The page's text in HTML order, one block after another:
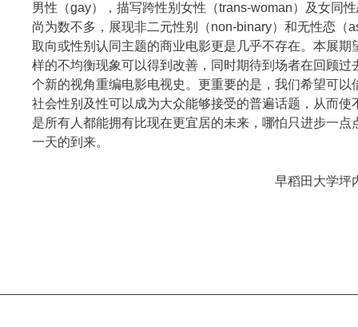
男性（gay），描写跨性别女性（trans-woman）及女同
尚为数不多，展现非二元性别（non-binary）和无性恋（
取向或性别认同主题的商业电影更是几乎不存在。本展期
样的不均衡现象可以得到改善，同时期待到场者在回顾过
个新的视角重编电影电视史。更重要的是，我们希望可以
社会性别及性可以成为大众能够接受的普遍话题，从而使
是所有人都能拥有比现在更宜居的未来，哪怕只进步一点
一天的到来。
早稻田大学坪